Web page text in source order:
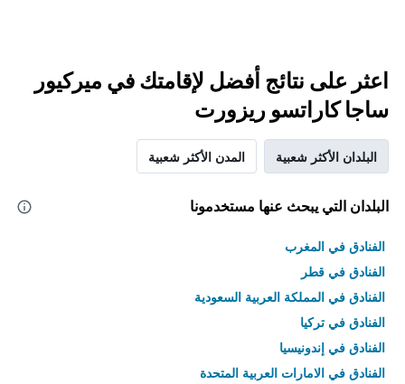
اعثر على نتائج أفضل لإقامتك في ميركيور
ساجا كاراتسو ريزورت
البلدان الأكثر شعبية المدن الأكثر شعبية
البلدان التي يبحث عنها مستخدمونا
الفنادق في المغرب
الفنادق في قطر
الفنادق في المملكة العربية السعودية
الفنادق في تركيا
الفنادق في إندونيسيا
الفنادق في الامارات العربية المتحدة